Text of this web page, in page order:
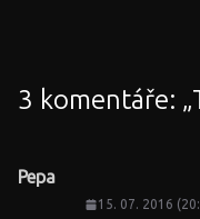
3 komentáře: „
Pepa
15. 07. 2016